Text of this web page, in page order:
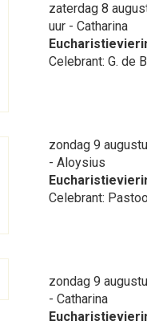
zaterdag 8
uur - Catharina
Celebrant: G. de
zondag 9
- Aloysius
Celebrant:
zondag 9
- Catharina